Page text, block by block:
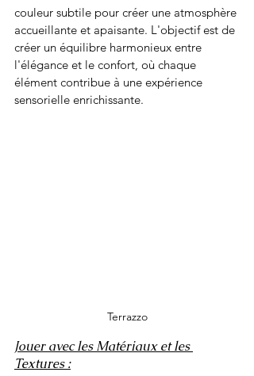
couleur subtile pour créer une atmosphère
accueillante et apaisante. L'objectif est de
créer un équilibre harmonieux entre
l'élégance et le confort, où chaque
élément contribue à une expérience
sensorielle enrichissante.
Terrazzo
Jouer avec les Matériaux et les
Textures :